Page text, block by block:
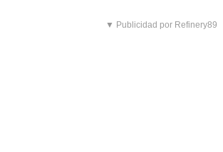
▼ Publicidad por Refinery89